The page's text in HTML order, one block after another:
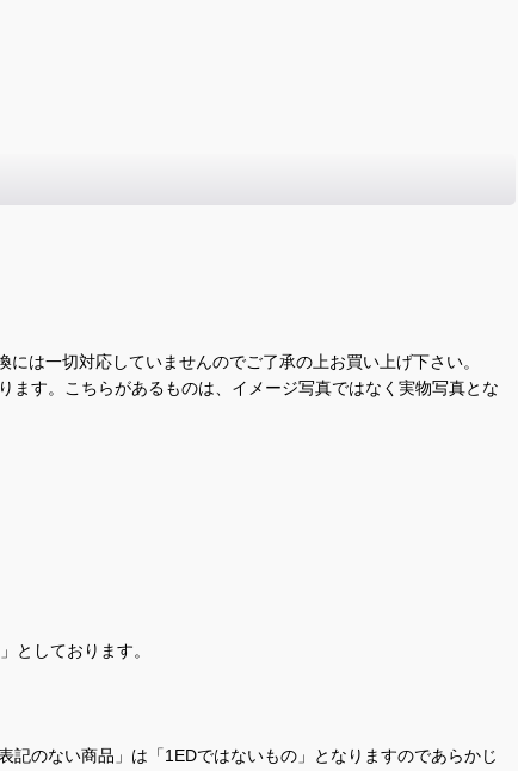
は一切対応していませんのでご了承の上お買い上げ下さい。
す。こちらがあるものは、イメージ写真ではなく実物写真とな
としております。
のない商品」は「1EDではないもの」となりますのであらかじ